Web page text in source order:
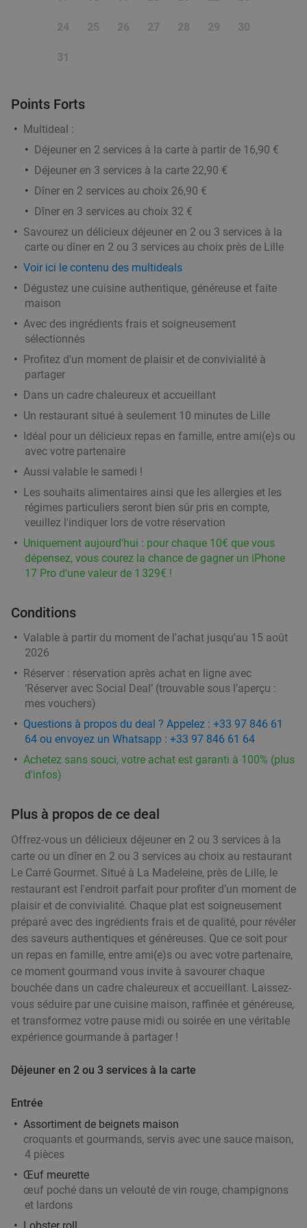
Ma Me
Je
Planche RÖK ou plateau fruits de mer à
partager à 2 + soft ou vin blanc à Lille
Aujourd'hui Demain Ma Me
Je
RÖK Comptoir iodé
9.9
Lille 3 min.
Vendu : 39
18,90
33%
Menu libanais en 2 ou 3 services à la carte
chez MEZZE & Brunch
MEZZE & Brunch
,60
15
36%
Menu en 2 ou 3 services à la carte à Lille
Aujourd'hui
Demain
L'gaiette
9.9
Lille 4 min.directions_walk
Menu en 2 ou 3 services au choix au coeur de
Lille
Lu
Ma Me
Je
Lille 4 min. directions_walk
Vendu : 4 26 ,15€
35%
Menu en 2 ou 3 services au choix à Lille
Demain Lu Ma Me
Je
Le Beaulieu Lille
7.3 star
Lille 5 min.
Vendu : 186 Régulier 33,65€
21,90
36%
Déjeuner ou dîner en 3 services à la carte en
plein coeur de Lille
Aujourd'hui Demain Lu Ma
Costaud
Lille
Vendu : 99
31%
Menu en 3 services à la carte au cœur de Lille
Ma Me
Je
La Nouvelle Aventure
24 25 26 27 28 29 30
31
Points Forts
Multideal :
Déjeuner en 2 services à la carte à partir de 16,90 €
Déjeuner en 3 services à la carte 22,90 €
Dîner en 2 services au choix 26,90 €
Dîner en 3 services au choix 32 €
Savourez un délicieux déjeuner en 2 ou 3 services à la
carte ou dîner en 2 ou 3 services au choix près de Lille
Voir ici le contenu des multideals
Dégustez une cuisine authentique, généreuse et faite
maison
Avec des ingrédients frais et soigneusement
sélectionnés
Profitez d'un moment de plaisir et de convivialité à
partager
Dans un cadre chaleureux et accueillant
Un restaurant situé à seulement 10 minutes de Lille
Idéal pour un délicieux repas en famille, entre ami(e)s ou
avec votre partenaire
Aussi valable le samedi !
Les souhaits alimentaires ainsi que les allergies et les
régimes particuliers seront bien sûr pris en compte,
veuillez l'indiquer lors de votre réservation
Uniquement aujourd'hui : pour chaque 10€ que vous
dépensez, vous courez la chance de gagner un iPhone
17 Pro d'une valeur de 1 329€ !
Conditions
Valable à partir du moment de l'achat jusqu'au 15 août
2026
Réserver : réservation après achat en ligne avec
‘Réserver avec Social Deal’ (trouvable sous l’aperçu :
mes vouchers)
Questions à propos du deal ? Appelez : +33 97 846 61
64 ou envoyez un Whatsapp : +33 97 846 61 64
Achetez sans souci, votre achat est garanti à 100% (plus
d'infos)
Plus à propos de ce deal
Offrez-vous un délicieux déjeuner en 2 ou 3 services à la
carte ou un dîner en 2 ou 3 services au choix au restaurant
Le Carré Gourmet. Situé à La Madeleine, près de Lille, le
restaurant est l'endroit parfait pour profiter d’un moment de
plaisir et de convivialité. Chaque plat est soigneusement
préparé avec des ingrédients frais et de qualité, pour révéler
des saveurs authentiques et généreuses. Que ce soit pour
un repas en famille, entre ami(e)s ou avec votre partenaire,
ce moment gourmand vous invite à savourer chaque
bouchée dans un cadre chaleureux et accueillant. Laissez-
vous séduire par une cuisine maison, raffinée et généreuse,
et transformez votre pause midi ou soirée en une véritable
expérience gourmande à partager !
Déjeuner en 2 ou 3 services à la carte
Entrée
Assortiment de beignets maison
croquants et gourmands, servis avec une sauce maison,
4 pièces
Œuf meurette
œuf poché dans un velouté de vin rouge, champignons
et lardons